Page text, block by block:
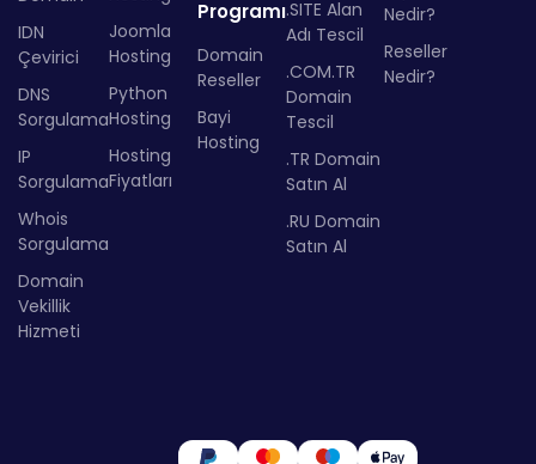
IDN
Çevirici
DNS
Sorgulama
IP
Sorgulama
Whois
Sorgulama
Domain
Vekillik
Hizmeti
Joomla
Hosting
Python
Hosting
Hosting
Fiyatları
Programı
Domain
Reseller
Bayi
Hosting
.SITE Alan
Adı Tescil
.COM.TR
Domain
Tescil
.TR Domain
Satın Al
.RU Domain
Satın Al
Nedir?
Reseller
Nedir?